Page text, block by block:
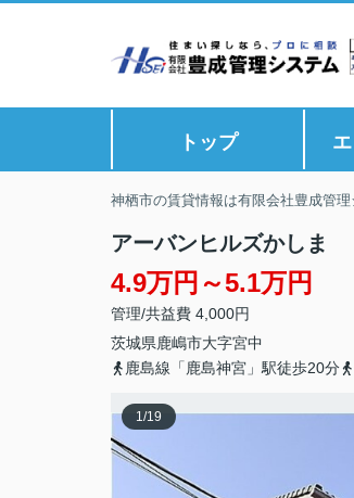
トップ
神栖市の賃貸情報は有限会社豊成管理
アーバンヒルズかしま
4.9万円～5.1万円
管理/共益費 4,000円
茨城県鹿嶋市大字宮中
鹿島線「鹿島神宮」駅徒歩20分
1/19